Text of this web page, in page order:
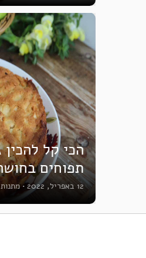
הכי קל
תפוחים
12 באפריל, 2022 •